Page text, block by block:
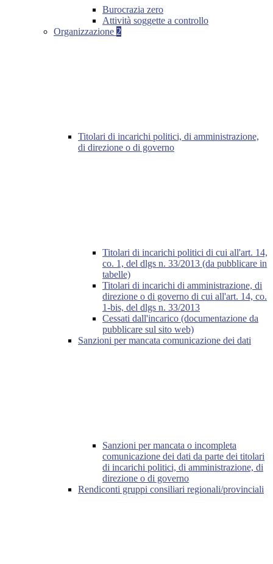
Burocrazia zero
Attività soggette a controllo
Organizzazione 2
Titolari di incarichi politici, di amministrazione,
di direzione o di governo
Titolari di incarichi politici di cui all'art. 14,
co. 1, del dlgs n. 33/2013 (da pubblicare in
tabelle)
Titolari di incarichi di amministrazione, di
direzione o di governo di cui all'art. 14, co.
1-bis, del dlgs n. 33/2013
Cessati dall'incarico (documentazione da
pubblicare sul sito web)
Sanzioni per mancata comunicazione dei dati
Sanzioni per mancata o incompleta
comunicazione dei dati da parte dei titolari
di incarichi politici, di amministrazione, di
direzione o di governo
Rendiconti gruppi consiliari regionali/provinciali